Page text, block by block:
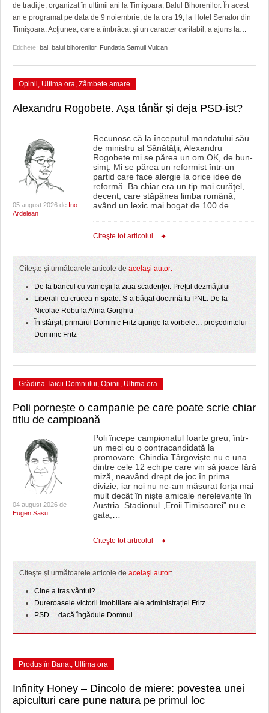
GRĂDINA TAICII DOMNULUI
ZIARISTU’ DE TERASĂ
CU OIŞTEA-N KIERKEGAARD
FINANŢĂRI DE LA A LA Z
CRONICĂ DE FILM
UNDE MERGEM
FILME DOCUMENTARE
CLIPURI VIDEO
ACCIDENTE
ANUNŢURI
INFO SI UTILE
CULTURA
FILME DOCUMENTARE
CLIPURI VIDEO
JOCURI ONLINE
HARTA TIMIŞOAREI
LICEE, ŞCOLI ŞI GRĂDINIŢE DIN TIMIŞ
PRIMĂRIILE DIN TIMIŞ
de tradiţie, organizat în ultimii ani la Timişoara, Balul Bihorenilor. În acest
an e programat pe data de 9 noiembrie, de la ora 19, la Hotel Senator din
Timişoara. Acţiunea, care a îmbrăcat şi un caracter caritabil, a ajuns la…
Etichete: bal balul bihorenilor, Fundatia Samuil Vulcan
Opinii, Ultima ora, Zâmbete amare
Alexandru Rogobete. Aşa tânăr şi deja PSD-ist?
05 august 2026 de Ino
Ardelean
Recunosc că la începutul mandatului său
de ministru al Sănătăţii, Alexandru
Rogobete mi se părea un om OK, de bun-
simţ. Mi se părea un reformist într-un
partid care face alergie la orice idee de
reformă. Ba chiar era un tip mai curăţel,
decent, care stăpânea limba română,
având un lexic mai bogat de 100 de…
Citeşte tot articolul
Citeşte şi următoarele articole de acelaşi autor:
De la bancul cu vameşii la ziua scadenţei. Preţul dezmăţului
Liberali cu crucea-n spate. S-a băgat doctrină la PNL. De la
Nicolae Robu la Alina Gorghiu
În sfârşit, primarul Dominic Fritz ajunge la vorbele… preşedintelui
Dominic Fritz
Grădina Taicii Domnului, Opinii, Ultima ora
Poli pornește o campanie pe care poate scrie chiar
titlu de campioană
04 august 2026 de
Eugen Sasu
Poli începe campionatul foarte greu, într-
un meci cu o contracandidată la
promovare. Chindia Târgoviște nu e una
dintre cele 12 echipe care vin să joace fără
miză, neavând drept de joc în prima
divizie, iar noi nu ne-am măsurat forța mai
mult decât în niște amicale nerelevante în
Austria. Stadionul „Eroii Timișoarei” nu e
gata,…
Citeşte tot articolul
Citeşte şi următoarele articole de acelaşi autor:
Cine a tras vântul?
Dureroasele victorii imobiliare ale administrației Fritz
PSD… dacă îngăduie Domnul
Produs în Banat, Ultima ora
Infinity Honey – Dincolo de miere: povestea unei
apiculturi care pune natura pe primul loc